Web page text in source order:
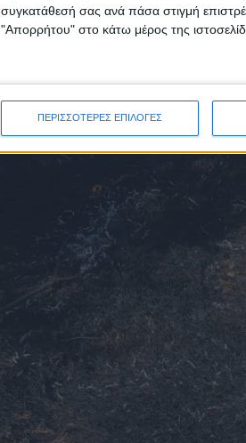
συγκατάθεσή σας ανά πάσα στιγμή
"Απορρήτου" στο κάτω μέρος της
ΠΕΡΙΣΣΟΤΕΡΕΣ ΕΠΙΛΟΓΕΣ